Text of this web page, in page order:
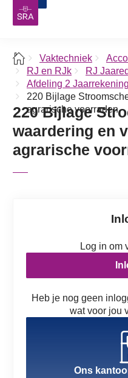
Vaktechniek
RJ en RJk
RJ
Afdeling 2
220 Bijlage
agrarische voorraden
220 Bijlage
waardering en
agrarische
Log in om
Heb je nog geen
wat voor jou
Ons